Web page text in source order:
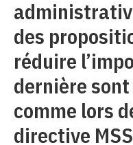
des
réduire
dernière
comme lors
directive